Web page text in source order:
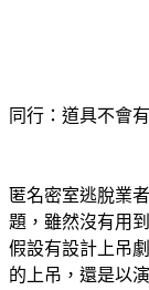
同行：道具不會
匿名密室逃脫業
題，雖然沒有用
假設有設計上吊
的上吊，還是以